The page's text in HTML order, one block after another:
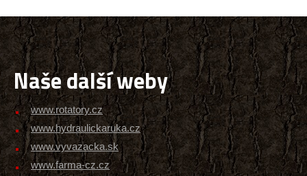
Naše další weby
www.rotatory.cz
www.hydraulickaruka.cz
www.vyvazacka.sk
www.farma-cz.cz